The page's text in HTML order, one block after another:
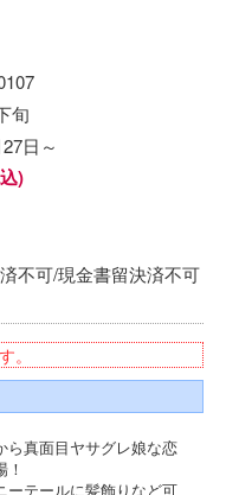
旬
日～
)
不可/現金書留決済不可
。
ら真面目ヤサグレ娘な恋
！
ーテールに髪飾りなど可